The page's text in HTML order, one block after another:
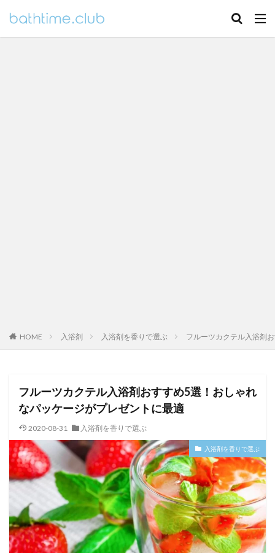
HOME 入浴剤 入浴剤を香りで選ぶ フルーツカクテル入浴剤
フルーツカクテル入浴剤おすすめ5選！おしゃれ
なパッケージがプレゼントに最適
2020-08-31 入浴剤を香りで選ぶ
入浴剤を香りで選ぶ